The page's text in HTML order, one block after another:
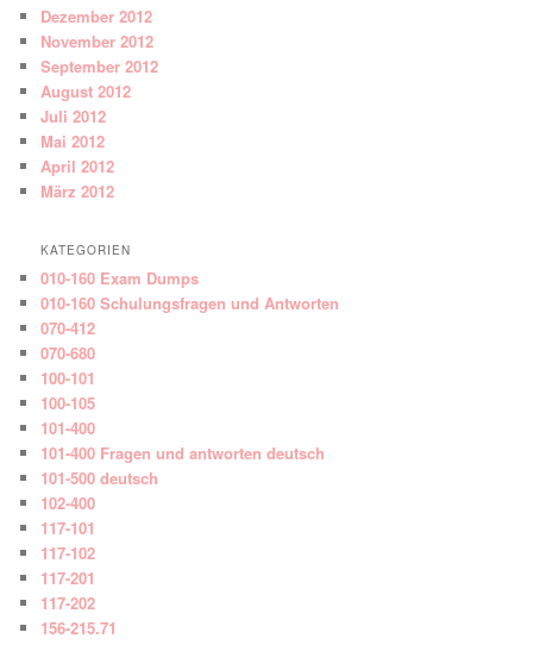
Dezember 2012
November 2012
September 2012
August 2012
Juli 2012
Mai 2012
April 2012
März 2012
KATEGORIEN
010-160 Exam Dumps
010-160 Schulungsfragen und Antworten
070-412
070-680
100-101
100-105
101-400
101-400 Fragen und antworten deutsch
101-500 deutsch
102-400
117-101
117-102
117-201
117-202
156-215.71